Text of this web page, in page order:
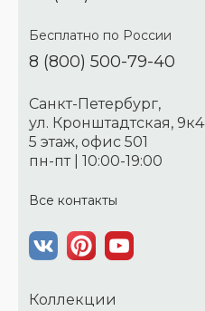
Бесплатно по России
8 (800) 500-79-40
Санкт-Петербург,
ул. Кронштадтская, 9к4
5 этаж, офис 501
пн-пт | 10:00-19:00
Все контакты
Коллекции